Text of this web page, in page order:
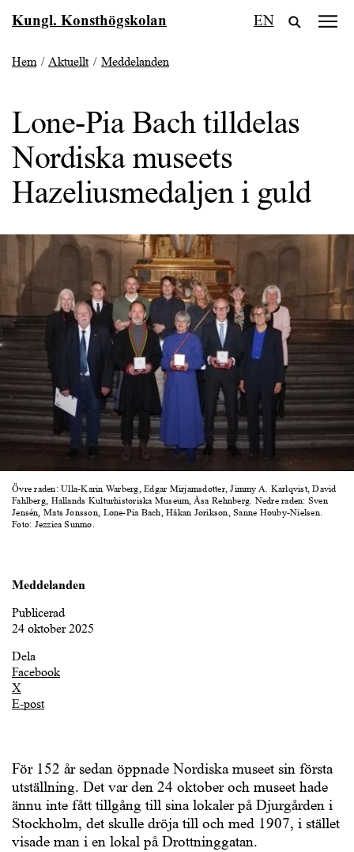
tillKungl. Konsthögskolan EN
Hem/Aktuellt/ Meddelanden
Lone-Pia Bach tilldelas
Nordiska museets
Hazeliusmedaljen i guld
Övre raden: Ulla-Karin Warberg, Edgar Mirjamsdotter, Jimmy A. Karlqvist, David
Fahlberg, Hallands Kulturhistoriska Museum, Åsa Rehnberg. Nedre raden: Sven
Jensén, Mats Jonsson, Lone-Pia Bach, Håkan Jorikson, Sanne Houby-Nielsen.
Foto: Jezzica Sunmo.
Meddelanden
Publicerad
24 oktober 2025
Dela
Facebook
X
E-post
För 152 år sedan öppnade Nordiska museet sin första
utställning. Det var den 24 oktober och museet hade
ännu inte fått tillgång till sina lokaler på Djurgården i
Stockholm, det skulle dröja till och med 1907, i stället
visade man i en lokal på Drottninggatan.